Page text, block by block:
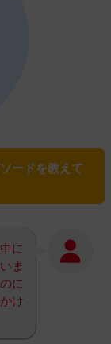
ードを教えて
に
ま
に
け